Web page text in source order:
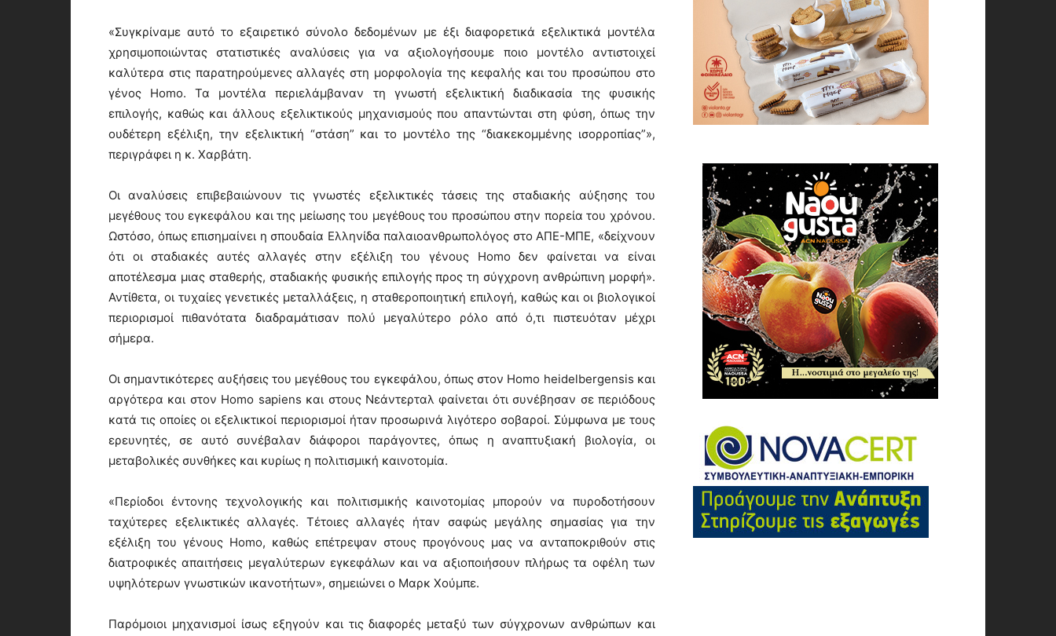
«Συγκρίναμε αυτό το εξαιρετικό σύνολο δεδομένων με έξι διαφορετικά εξελικτικά μοντέλα
χρησιμοποιώντας στατιστικές αναλύσεις για να αξιολογήσουμε ποιο μοντέλο αντιστοιχεί
καλύτερα στις παρατηρούμενες αλλαγές στη μορφολογία της κεφαλής και του προσώπου στο
γένος Homo. Τα μοντέλα περιελάμβαναν τη γνωστή εξελικτική διαδικασία της φυσικής
επιλογής, καθώς και άλλους εξελικτικούς μηχανισμούς που απαντώνται στη φύση, όπως την
ουδέτερη εξέλιξη, την εξελικτική “στάση” και το μοντέλο της “διακεκομμένης ισορροπίας”»,
περιγράφει η κ. Χαρβάτη.
Οι αναλύσεις επιβεβαιώνουν τις γνωστές εξελικτικές τάσεις της σταδιακής αύξησης του
μεγέθους του εγκεφάλου και της μείωσης του μεγέθους του προσώπου στην πορεία του χρόνου.
Ωστόσο, όπως επισημαίνει η σπουδαία Ελληνίδα παλαιοανθρωπολόγος στο ΑΠΕ-ΜΠΕ, «δείχνουν
ότι οι σταδιακές αυτές αλλαγές στην εξέλιξη του γένους Homo δεν φαίνεται να είναι
αποτέλεσμα μιας σταθερής, σταδιακής φυσικής επιλογής προς τη σύγχρονη ανθρώπινη μορφή».
Αντίθετα, οι τυχαίες γενετικές μεταλλάξεις, η σταθεροποιητική επιλογή, καθώς και οι βιολογικοί
περιορισμοί πιθανότατα διαδραμάτισαν πολύ μεγαλύτερο ρόλο από ό,τι πιστευόταν μέχρι
σήμερα.
Οι σημαντικότερες αυξήσεις του μεγέθους του εγκεφάλου, όπως στον Homo heidelbergensis και
αργότερα και στον Homo sapiens και στους Νεάντερταλ φαίνεται ότι συνέβησαν σε περιόδους
κατά τις οποίες οι εξελικτικοί περιορισμοί ήταν προσωρινά λιγότερο σοβαροί. Σύμφωνα με τους
ερευνητές, σε αυτό συνέβαλαν διάφοροι παράγοντες, όπως η αναπτυξιακή βιολογία, οι
μεταβολικές συνθήκες και κυρίως η πολιτισμική καινοτομία.
«Περίοδοι έντονης τεχνολογικής και πολιτισμικής καινοτομίας μπορούν να πυροδοτήσουν
ταχύτερες εξελικτικές αλλαγές. Τέτοιες αλλαγές ήταν σαφώς μεγάλης σημασίας για την
εξέλιξη του γένους Homo, καθώς επέτρεψαν στους προγόνους μας να ανταποκριθούν στις
διατροφικές απαιτήσεις μεγαλύτερων εγκεφάλων και να αξιοποιήσουν πλήρως τα οφέλη των
υψηλότερων γνωστικών ικανοτήτων», σημειώνει ο Μαρκ Χούμπε.
Παρόμοιοι μηχανισμοί ίσως εξηγούν και τις διαφορές μεταξύ των σύγχρονων ανθρώπων και